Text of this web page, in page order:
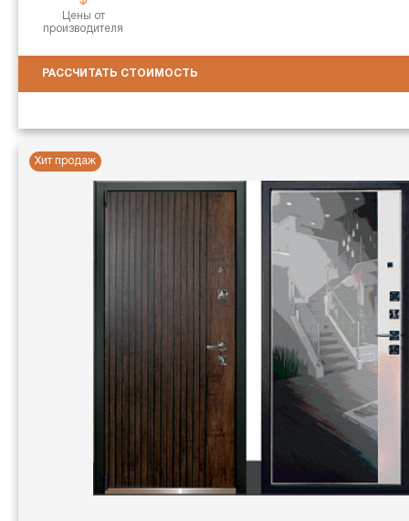
Цены от
производителя
РАССЧИТАТЬ СТОИМОСТЬ
Хит продаж